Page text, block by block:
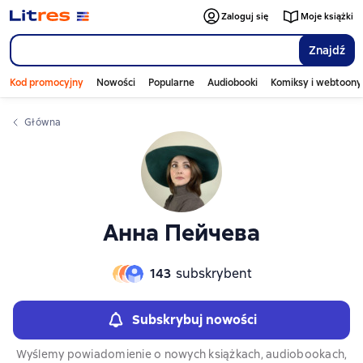
Znajdź
Zaloguj się Moje książki
Kod promocyjny Nowości Popularne Audiobooki Komiksy i webtoony
Główna
Анна Пейчева
143 subskrybent
Subskrybuj nowości
Wyślemy powiadomienie o nowych książkach, audiobookach,
Слайдер с книгами
Слайдер с книгами